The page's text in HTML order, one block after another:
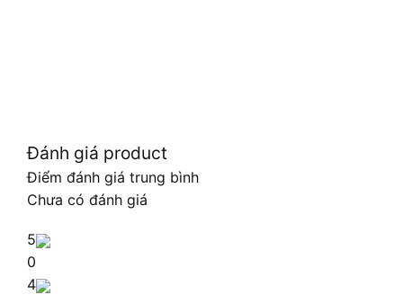
Đánh giá product
Điểm đánh giá trung bình
Chưa có đánh giá
5
0
4